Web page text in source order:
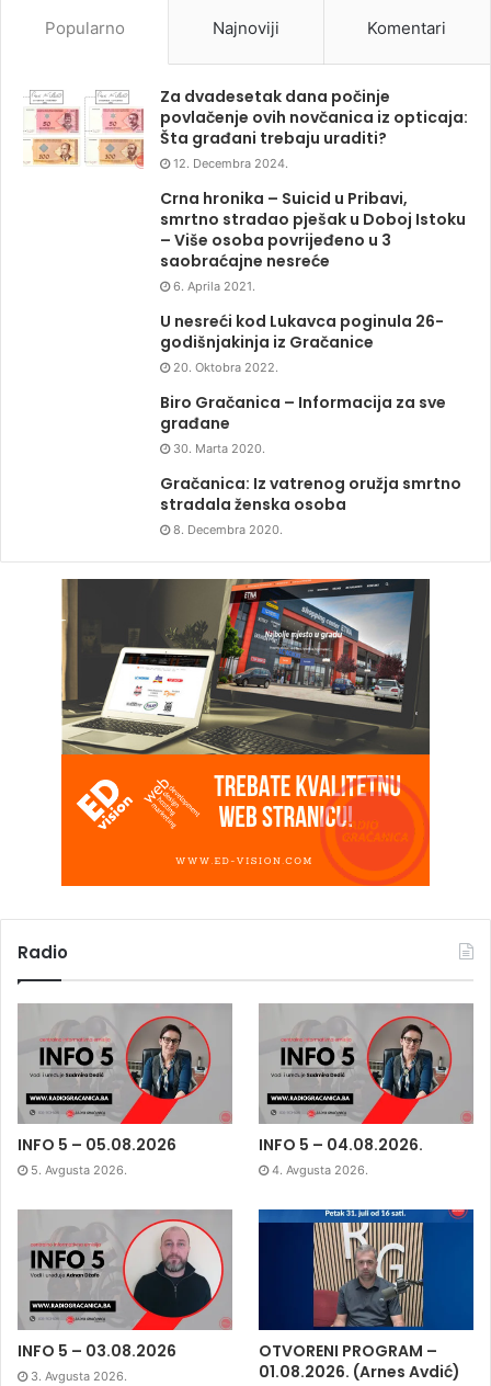
Popularno Najnoviji Komentari
Za dvadesetak dana počinje
povlačenje ovih novčanica iz opticaja:
Šta građani trebaju uraditi?
12. Decembra 2024.
Crna hronika – Suicid u Pribavi,
smrtno stradao pješak u Doboj Istoku
– Više osoba povrijeđeno u 3
saobraćajne nesreće
6. Aprila 2021.
U nesreći kod Lukavca poginula 26-
godišnjakinja iz Gračanice
20. Oktobra 2022.
Biro Gračanica – Informacija za sve
građane
30. Marta 2020.
Gračanica: Iz vatrenog oružja smrtno
stradala ženska osoba
8. Decembra 2020.
Radio
INFO 5 – 05.08.2026
5. Avgusta 2026.
INFO 5 – 04.08.2026.
4. Avgusta 2026.
INFO 5 – 03.08.2026
3. Avgusta 2026.
OTVORENI PROGRAM –
01.08.2026. (Arnes Avdić)